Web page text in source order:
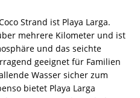
Strand ist Playa Larga.
mehrere Kilometer und ist
und das seichte
geeignet für Familien
Wasser sicher zum
bietet Playa Larga